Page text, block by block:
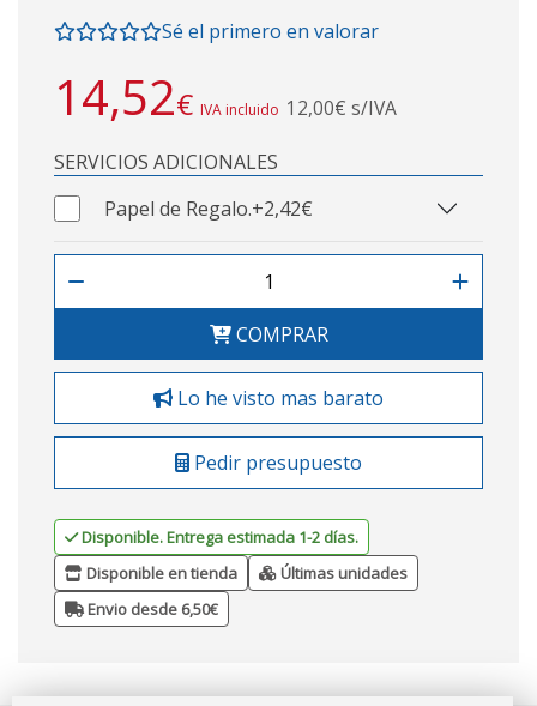
Sé el primero en valorar
14,52€ IVA incluido 12,00€ s/IVA
SERVICIOS ADICIONALES
Papel de Regalo.+2,42€
COMPRAR
Lo he visto mas barato
Pedir presupuesto
Disponible. Entrega estimada 1-2 días.
Disponible en tienda
Últimas unidades
Envio desde 6,50€